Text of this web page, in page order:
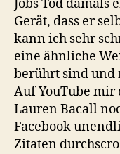
Jobs Tod
Gerät, dass er
kann ich sehr
eine ähnliche
berührt sind und
Auf YouTube mir
Lauren Bacall
Facebook
Zitaten